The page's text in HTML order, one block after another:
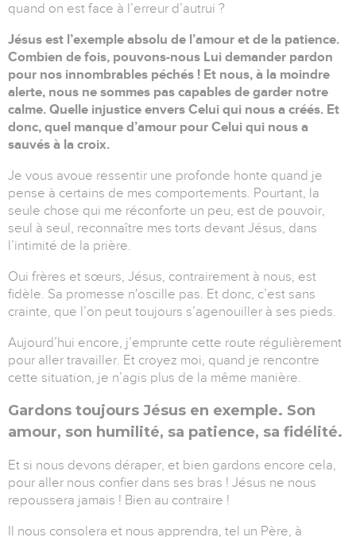
quand on est face à l’erreur d’autrui ?
Jésus est l’exemple absolu de l’amour et de la patience.
Combien de fois, pouvons-nous Lui demander pardon
pour nos innombrables péchés ! Et nous, à la moindre
alerte, nous ne sommes pas capables de garder notre
calme. Quelle injustice envers Celui qui nous a créés. Et
donc, quel manque d’amour pour Celui qui nous a
sauvés à la croix.
Je vous avoue ressentir une profonde honte quand je
pense à certains de mes comportements. Pourtant, la
seule chose qui me réconforte un peu, est de pouvoir,
seul à seul, reconnaître mes torts devant Jésus, dans
l’intimité de la prière.
Oui frères et sœurs, Jésus, contrairement à nous, est
fidèle. Sa promesse n'oscille pas. Et donc, c’est sans
crainte, que l’on peut toujours s’agenouiller à ses pieds.
Aujourd’hui encore, j’emprunte cette route régulièrement
pour aller travailler. Et croyez moi, quand je rencontre
cette situation, je n’agis plus de la même manière.
Gardons toujours Jésus en exemple. Son
amour, son humilité, sa patience, sa fidélité.
Et si nous devons déraper, et bien gardons encore cela,
pour aller nous confier dans ses bras ! Jésus ne nous
repoussera jamais ! Bien au contraire !
Il nous consolera et nous apprendra, tel un Père, à